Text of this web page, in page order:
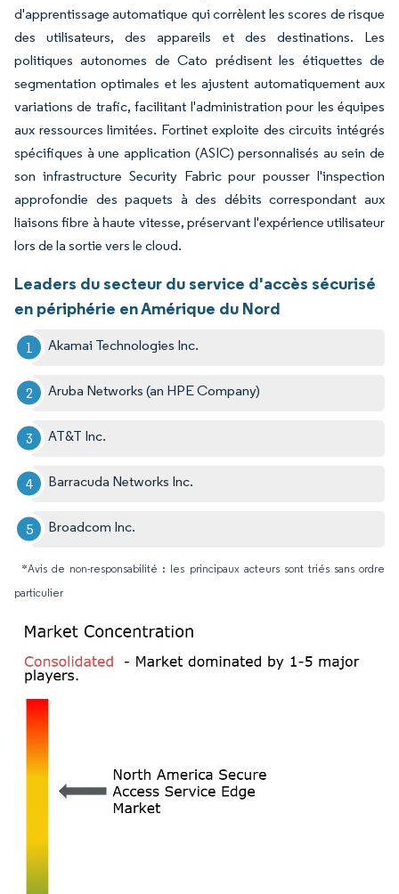
d'apprentissage automatique qui corrèlent les scores de risque
des utilisateurs, des appareils et des destinations. Les
politiques autonomes de Cato prédisent les étiquettes de
segmentation optimales et les ajustent automatiquement aux
variations de trafic, facilitant l'administration pour les équipes
aux ressources limitées. Fortinet exploite des circuits intégrés
spécifiques à une application (ASIC) personnalisés au sein de
son infrastructure Security Fabric pour pousser l'inspection
approfondie des paquets à des débits correspondant aux
liaisons fibre à haute vitesse, préservant l'expérience utilisateur
lors de la sortie vers le cloud.
Leaders du secteur du service d'accès sécurisé
en périphérie en Amérique du Nord
Akamai Technologies Inc.
Aruba Networks (an HPE Company)
AT&T Inc.
Barracuda Networks Inc.
Broadcom Inc.
*Avis de non-responsabilité : les principaux acteurs sont triés sans ordre
particulier